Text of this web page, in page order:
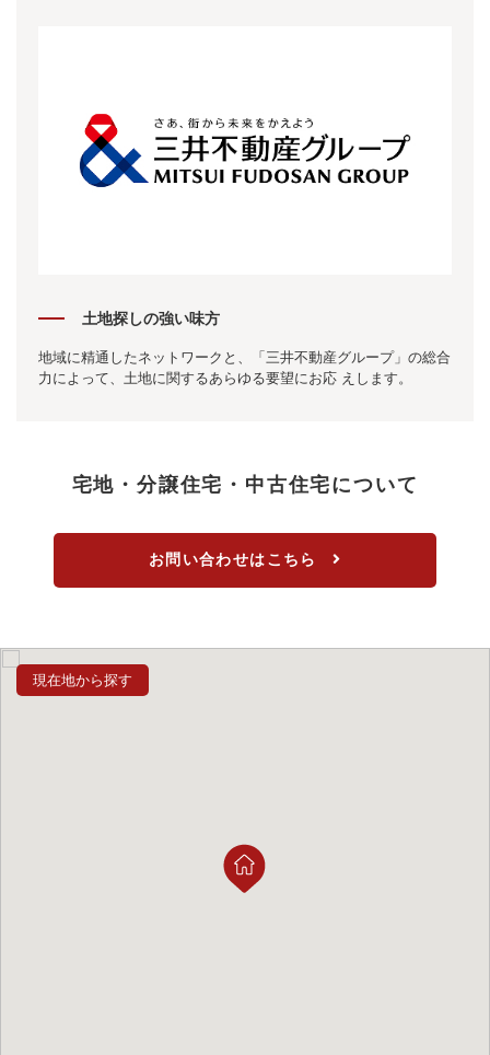
土地探しの強い味方
地域に精通したネットワークと、「三井不動産グループ」の総合
力によって、土地に関するあらゆる要望にお応 えします。
宅地・分譲住宅・中古住宅について
お問い合わせはこちら
現在地から探す